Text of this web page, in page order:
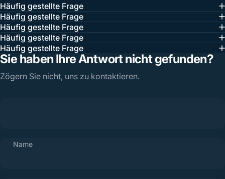
Häufig gestellte Frage
Häufig gestellte Frage
Häufig gestellte Frage
Häufig gestellte Frage
Häufig gestellte Frage
Sie haben Ihre Antwort nicht gefunden?
Zögern Sie nicht, uns zu kontaktieren.
Name